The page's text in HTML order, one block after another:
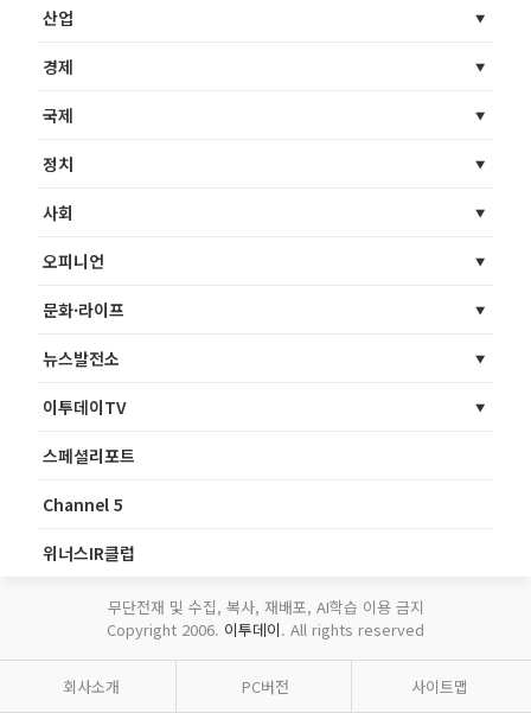
산업
경제
국제
정치
사회
오피니언
문화·라이프
뉴스발전소
이투데이TV
스페셜리포트
Channel 5
위너스IR클럽
무단전재 및 수집, 복사, 재배포, AI학습 이용 금지
Copyright 2006. 이투데이. All rights reserved
회사소개 PC버전 사이트맵